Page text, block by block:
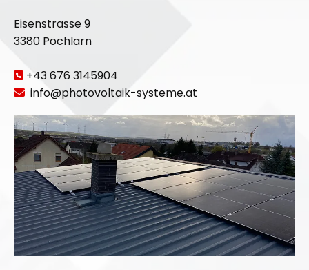
Eisenstrasse 9
3380 Pöchlarn
 +43 676 3145904
 info@photovoltaik-systeme.at